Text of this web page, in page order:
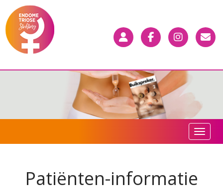
Toggle
Patiënten-informatie